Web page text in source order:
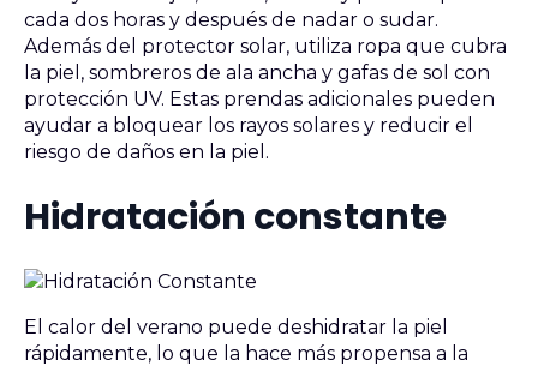
cada dos horas y después de nadar o sudar.
Además del protector solar, utiliza ropa que cubra
la piel, sombreros de ala ancha y gafas de sol con
protección UV. Estas prendas adicionales pueden
ayudar a bloquear los rayos solares y reducir el
riesgo de daños en la piel.
Hidratación constante
El calor del verano puede deshidratar la piel
rápidamente, lo que la hace más propensa a la